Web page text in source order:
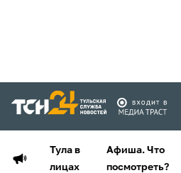
Тула в
лицах
Афиша. Что
посмотреть?